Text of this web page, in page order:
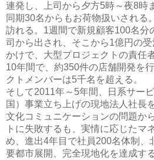
連発し、上司から夕方5時～夜8時
同期30名からもお荷物扱いされる
訪れる。1週間で新規顧客100名分
司から出され、そこから1億円の
かけで、大型プロジェクトの責任
10年間で、約350件の店舗開発を
クトメンバーは5千名を超える。
そして2011年～5年間、日系サー
国）事業立ち上げの現地法人社長
文化コミュニケーションの問題か
トに失敗するも、実情に応じたマ
め、進出4年目で社員200名体制、
要都市展開、完全現地化を達成する